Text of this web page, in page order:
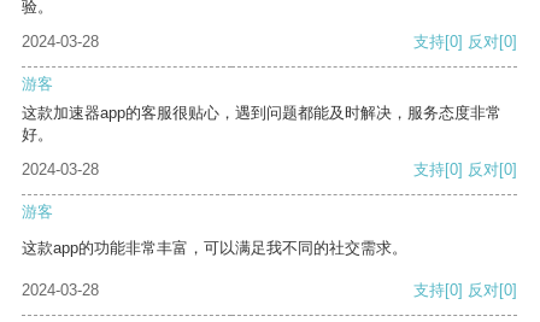
验。
2024-03-28
支持[0] 反对[0]
游客
这款加速器app的客服很贴心，遇到问题都能及时解决，服务态度非常
好。
2024-03-28
支持[0] 反对[0]
游客
这款app的功能非常丰富，可以满足我不同的社交需求。
2024-03-28 支持[0] 反对[0]